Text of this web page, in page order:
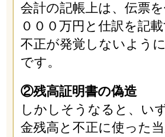
会計の記帳上は、伝票
０００万円と仕訳を記
不正が発覚しないよう
です。
②残高証明書の偽造
しかしそうなると、い
金残高と不正に使った